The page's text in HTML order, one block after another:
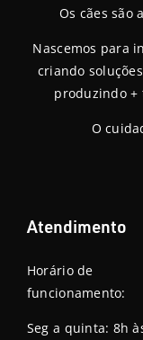
Os cães são
Nascemos para
criando
produzindo +
O
Atendimento
Horário de
funcionamento:
Seg a quinta: 8h